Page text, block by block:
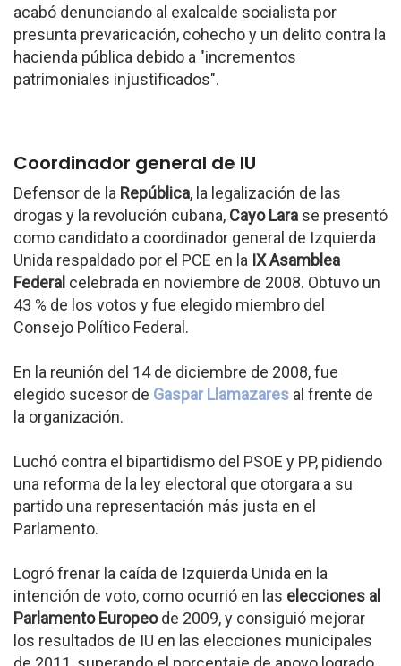
acabó denunciando al exalcalde socialista por
presunta prevaricación, cohecho y un delito contra la
hacienda pública debido a "incrementos
patrimoniales injustificados".
Coordinador general de IU
Defensor de la República, la legalización de las
drogas y la revolución cubana, Cayo Lara se presentó
como candidato a coordinador general de Izquierda
Unida respaldado por el PCE en la IX Asamblea
Federal celebrada en noviembre de 2008. Obtuvo un
43 % de los votos y fue elegido miembro del
Consejo Político Federal.
En la reunión del 14 de diciembre de 2008, fue
elegido sucesor de Gaspar Llamazares al frente de
la organización.
Luchó contra el bipartidismo del PSOE y PP, pidiendo
una reforma de la ley electoral que otorgara a su
partido una representación más justa en el
Parlamento.
Logró frenar la caída de Izquierda Unida en la
intención de voto, como ocurrió en las elecciones al
Parlamento Europeode 2009, y consiguió mejorar
los resultados de IU en las elecciones municipales